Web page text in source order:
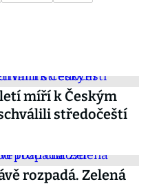
míří k Českým
středočeští
rozpadá. Zelená